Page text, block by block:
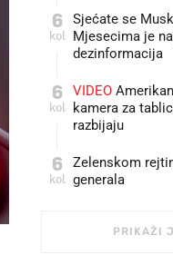
6
kol
Sjećate se
Mjesecima je
dezinformacija
6
kol
VIDEO
kamera za
razbijaju
6
kol
Zelenskom
generala
PRIKAŽI